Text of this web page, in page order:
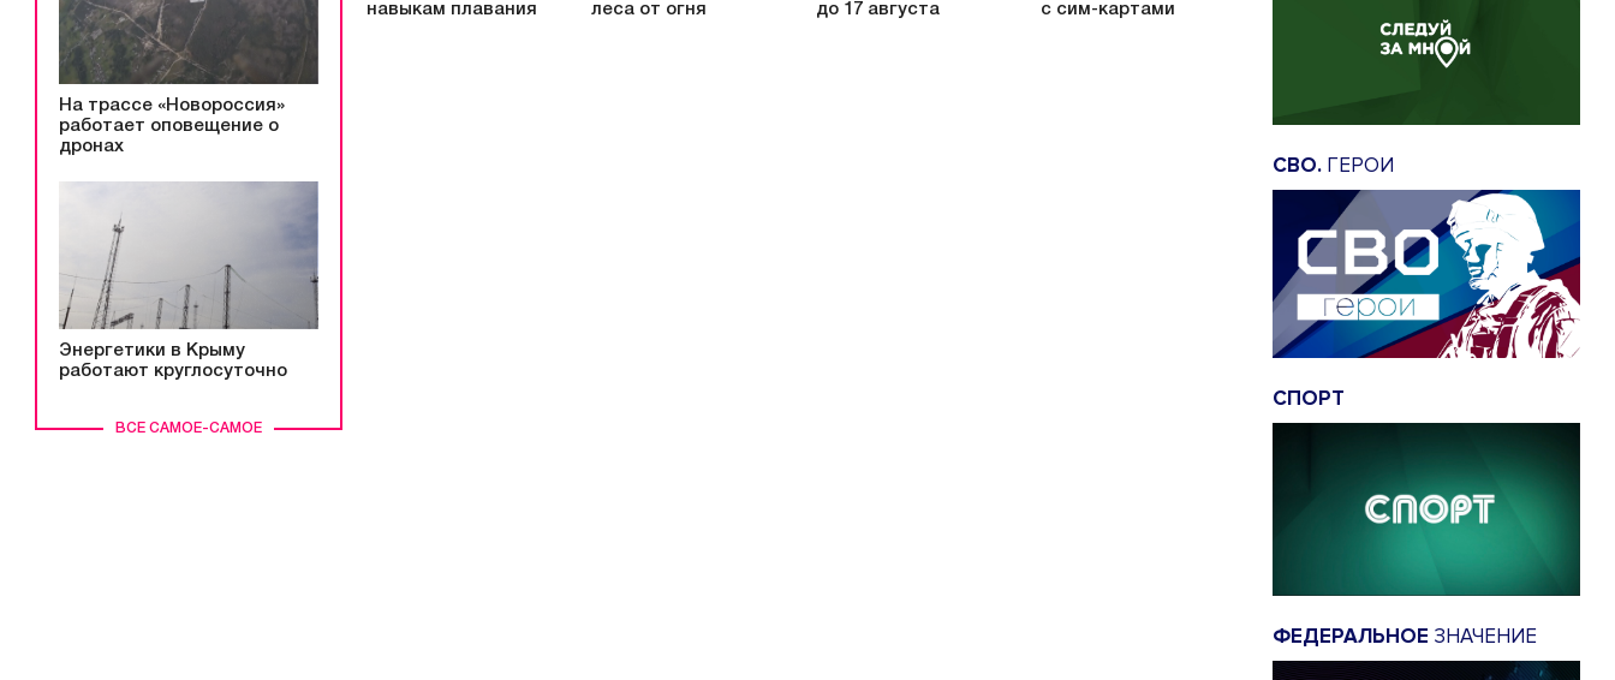
ВСЕ САМОЕ-САМОЕ
На трассе «Новороссия»
работает оповещение о
дронах
Энергетики в Крыму
работают круглосуточно
навыкам плавания
леса от огня
до 17 августа
с сим-картами
СВО. ГЕРОИ
СПОРТ
ФЕДЕРАЛЬНОЕ ЗНАЧЕНИЕ